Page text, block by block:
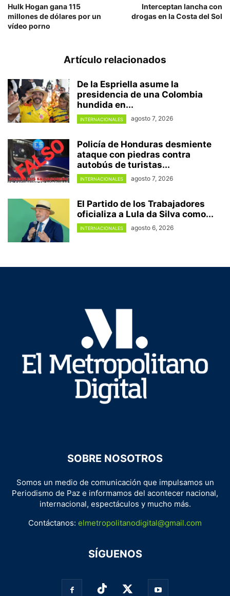
Hulk Hogan gana 115
millones de dólares por un
vídeo porno
Interceptan lancha con
drogas en la Costa del Sol
Artículo relacionados
De la Espriella asume la
presidencia de una Colombia
hundida en...
INTERNACIONALES agosto 7, 2026
Policía de Honduras desmiente
ataque con piedras contra
autobús de turistas...
INTERNACIONALES agosto 7, 2026
El Partido de los Trabajadores
oficializa a Lula da Silva como...
INTERNACIONALES agosto 6, 2026
SOBRE NOSOTROS
Somos un medio de comunicación que impulsamos un
Periodismo de Paz e informamos del acontecer nacional,
internacional, espectáculos y mucho más.
Contáctanos: elmetropolitanodigital@gmail.com
SÍGUENOS